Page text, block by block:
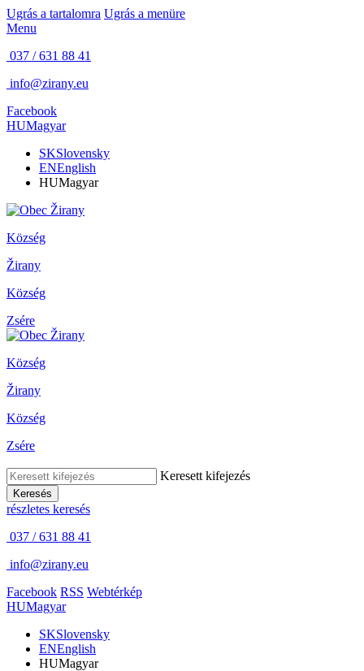
Ugrás a tartalomra Ugrás a menüre
Menu
037 / 631 88 41
info@zirany.eu
Facebook
HUMagyar
SKSlovensky
ENEnglish
HUMagyar
Község
Žirany
Község
Zsére
Község
Žirany
Község
Zsére
Keresett kifejezés
Keresés
részletes keresés
037 / 631 88 41
info@zirany.eu
Facebook RSS Webtérkép
HUMagyar
SKSlovensky
ENEnglish
HUMagyar